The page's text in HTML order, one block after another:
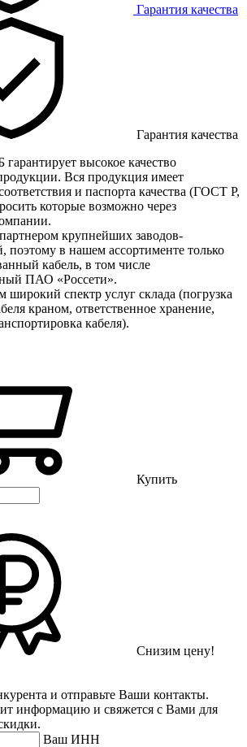
Гарантия качества
Гарантия качества
высокое качество
Вся продукция имеет
и паспорта качества (ГОСТ Р,
которые возможно через
крупнейших заводов-
поэтому в нашем ассортименте только
кабель, в том числе
ПАО «Россети».
широкий спектр услуг склада (погрузка
краном, ответственное хранение,
кабеля).
Купить
Снизим цену!
и отправьте Ваши контакты.
информацию и свяжется с Вами для
Ваш ИНН